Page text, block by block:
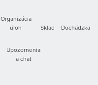
Organizácia
úloh
Sklad Dochádzka
Upozornenia
a chat